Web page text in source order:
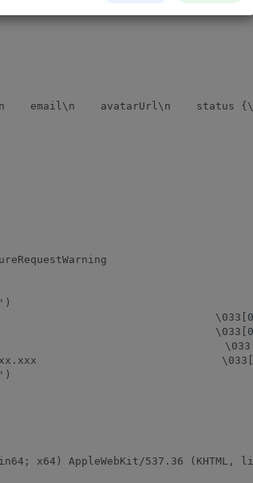
x64) AppleWebKit/537.36 (KHTML,